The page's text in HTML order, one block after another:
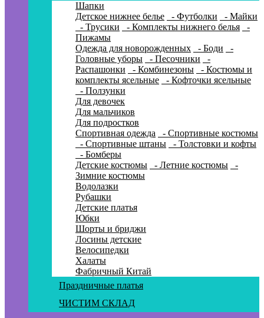
Шапки
Детское нижнее белье
- Футболки
- Майки
- Трусики
- Комплекты нижнего белья
-
Пижамы
Одежда для новорожденных
- Боди
-
Головные уборы
- Песочники
-
Распашонки
- Комбинезоны
- Костюмы и
комплекты ясельные
- Кофточки ясельные
- Ползунки
Для девочек
Для мальчиков
Для подростков
Спортивная одежда
- Спортивные костюмы
- Спортивные штаны
- Толстовки и кофты
- Бомберы
Детские костюмы
- Летние костюмы
-
Зимние костюмы
Водолазки
Рубашки
Детские платья
Юбки
Шорты и бриджи
Лосины детские
Велосипедки
Халаты
Фабричный Китай
Праздничные платья
ЧИСТИМ СКЛАД